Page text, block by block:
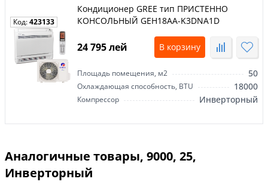
Код:423133
Кондиционер GREE тип ПРИСТЕННО
КОНСОЛЬНЫЙ GEH18AA-K3DNA1D
24 795 лей В корзину
Площадь помещения, м2 50
Охлаждающая способность, BTU 18000
Компрессор Инверторный
Аналогичные товары, 9000, 25,
Инверторный